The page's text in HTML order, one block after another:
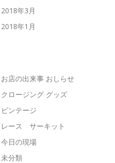
2018年3月
2018年1月
お店の出来事 おしらせ
クロージング グッズ
ビンテージ
レース サーキット
今日の現場
未分類